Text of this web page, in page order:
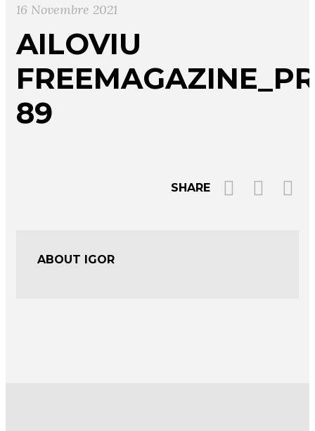
16 Novembre 2021
AILOVIU
89
SHARE
ABOUT IGOR